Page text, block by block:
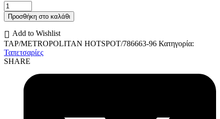
Ταπετσαρία
τοίχου
μοντέρνα-
δίχρωμη
786663/96
ποσότητα
Προσθήκη στο καλάθι
Add to Wishlist
TAP/METROPOLITAN HOTSPOT/786663-96 Κατηγορία:
Ταπετσαρίες
SHARE